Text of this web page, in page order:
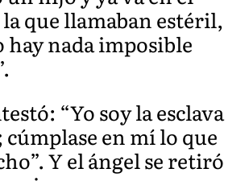
que llamaban estéril,
hay nada imposible
“Yo soy la esclava
en mí lo que
Y el ángel se retiró